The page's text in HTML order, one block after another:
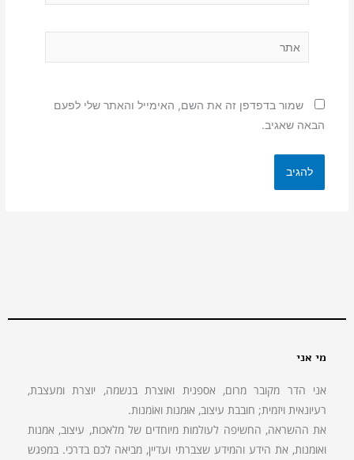
שמור בדפדפן זה את השם, האימייל והאתר שלי לפעם
הבאה שאגיב.
מי אני
אני הדר מקובר מרום, אספנית ואוצרת בנשמה, יוצרת ומעצבת,
רעיונאית ויזמית; חובבת עיצוב, אוּמנות ואוֹמנות.
את ההשראה, החשיפה לעולמות מיוחדים של מלאכות, עיצוב, אמנות
ואומנות, את הידע והמידע שצברתי ועדיין, מביאה לכם בדרכי. במפגש